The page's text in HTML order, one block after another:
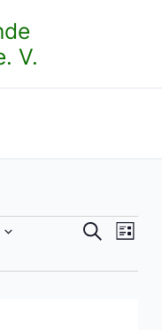
V.
und
SucheListe